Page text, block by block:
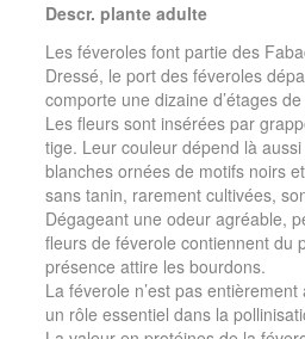
Descr. plante adulte
Les féveroles font partie des
Dressé, le port des féveroles
comporte une dizaine d’étages
Les fleurs sont insérées par
tige. Leur couleur dépend là
blanches ornées de motifs noirs
sans tanin, rarement cultivées,
Dégageant une odeur agréable,
fleurs de féverole contiennent du
présence attire les bourdons.
La féverole n’est pas
un rôle essentiel dans la